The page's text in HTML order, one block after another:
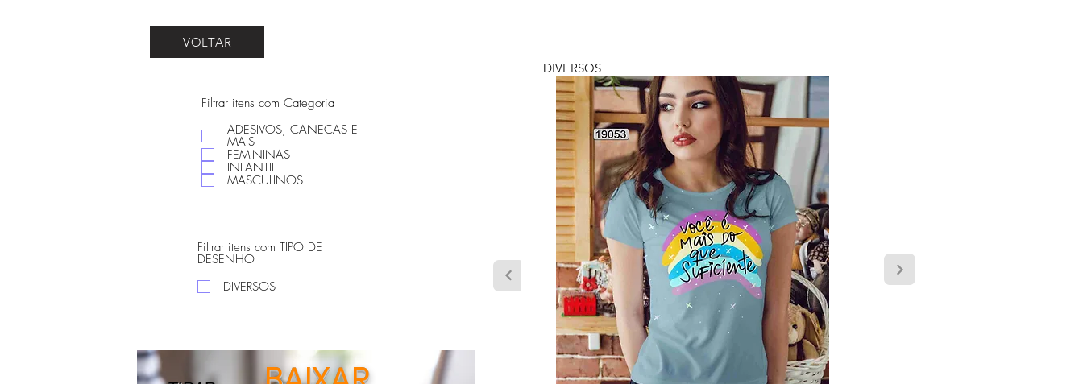
VOLTAR
Filtrar itens com Categoria
ADESIVOS, CANECAS E
MAIS
FEMININAS
INFANTIL
MASCULINOS
Filtrar itens com TIPO DE
DESENHO
DIVERSOS
DIVERSOS